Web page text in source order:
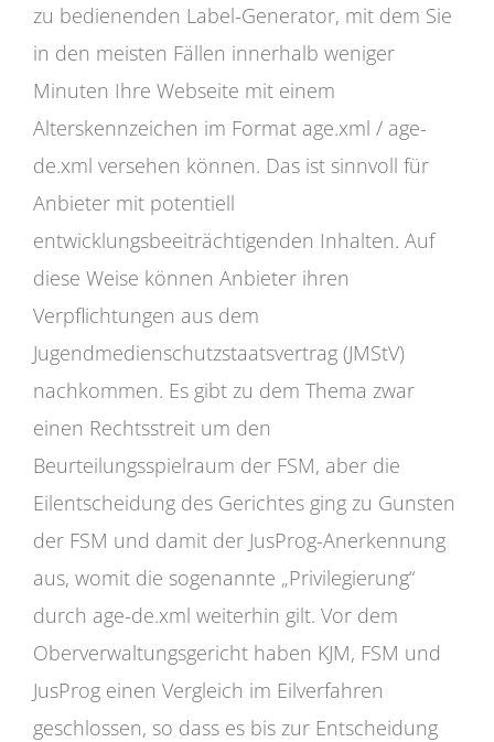
zu bedienenden Label-Generator, mit dem Sie
in den meisten Fällen innerhalb weniger
Minuten Ihre Webseite mit einem
Alterskennzeichen im Format age.xml / age-
de.xml versehen können. Das ist sinnvoll für
Anbieter mit potentiell
entwicklungsbeeiträchtigenden Inhalten. Auf
diese Weise können Anbieter ihren
Verpflichtungen aus dem
Jugendmedienschutzstaatsvertrag (JMStV)
nachkommen. Es gibt zu dem Thema zwar
einen Rechtsstreit um den
Beurteilungsspielraum der FSM, aber die
Eilentscheidung des Gerichtes ging zu Gunsten
der FSM und damit der JusProg-Anerkennung
aus, womit die sogenannte „Privilegierung“
durch age-de.xml weiterhin gilt. Vor dem
Oberverwaltungsgericht haben KJM, FSM und
JusProg einen Vergleich im Eilverfahren
geschlossen, so dass es bis zur Entscheidung